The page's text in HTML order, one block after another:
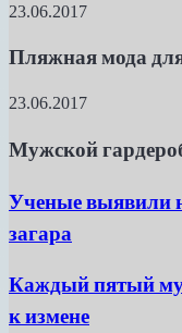
23.06.2017
Пляжная мода
23.06.2017
Мужской
Ученые выявили
загара
Каждый пятый
к измене